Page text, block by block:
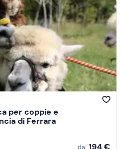
per coppie e
di Ferrara
194 €